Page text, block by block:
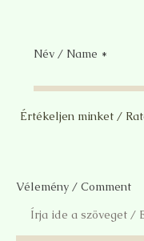
Név / Name
Értékeljen minket /
Vélemény / Comment